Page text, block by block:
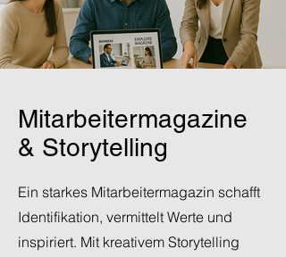
Mitarbeitermagazine
& Storytelling
Ein starkes Mitarbeitermagazin schafft
Identifikation, vermittelt Werte und
inspiriert. Mit kreativem Storytelling